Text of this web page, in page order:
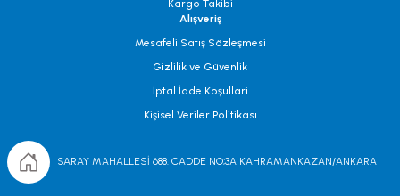
Kargo Takibi
Alışveriş
Mesafeli Satış Sözleşmesi
Gizlilik ve Güvenlik
İptal İade Koşullari
Kişisel Veriler Politikası
SARAY MAHALLESİ 688. CADDE NO;3A KAHRAMANKAZAN/ANKARA